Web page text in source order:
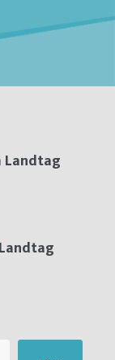
Landtag